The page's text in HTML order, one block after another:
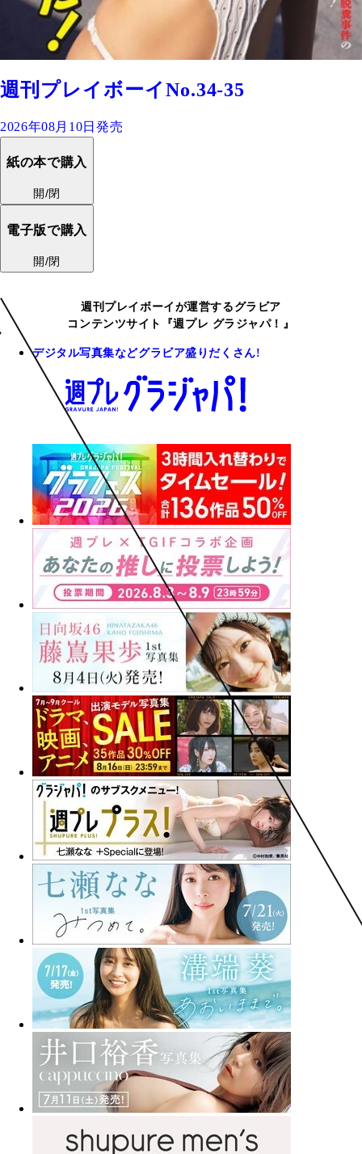
週刊プレイボーイNo.34-35
2026年08月10日発売
紙の本で購入
開/閉
電子版で購入
開/閉
週刊プレイボーイが運営するグラビア
コンテンツサイト『週プレ グラジャパ！』
デジタル写真集などグラビア盛りだくさん!